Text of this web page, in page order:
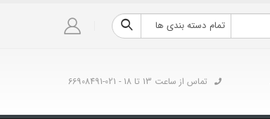
تمام دسته بندی ها
تماس از ساعت 13 تا 18 - 021-66908491